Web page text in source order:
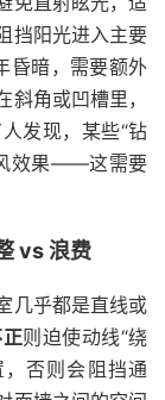
挡阳光进入主要
昏暗，需要额外
斜角或凹槽里，
发现，某些“钻
效果——这需要
vs 浪费
几乎都是直线或
则迫使动线“绕
否则会阻挡通